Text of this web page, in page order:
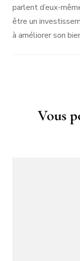
parlent d’eux-
être un
à améliorer son
Navigation
Vous